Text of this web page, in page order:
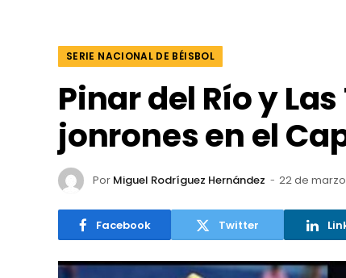
SERIE NACIONAL DE BÉISBOL
Pinar del Río y
jonrones en el
Por Miguel Rodríguez Hernández 22 de
Facebook Twitter